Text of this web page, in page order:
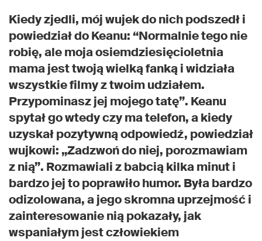
Kiedy zjedli, mój wujek do nich podszedł i
powiedział do Keanu: “Normalnie tego nie
robię, ale moja osiemdziesięcioletnia
mama jest twoją wielką fanką i widziała
wszystkie filmy z twoim udziałem.
Przypominasz jej mojego tatę”. Keanu
spytał go wtedy czy ma telefon, a kiedy
uzyskał pozytywną odpowiedź, powiedział
wujkowi: „Zadzwoń do niej, porozmawiam
z nią”. Rozmawiali z babcią kilka minut i
bardzo jej to poprawiło humor. Była bardzo
odizolowana, a jego skromna uprzejmość i
zainteresowanie nią pokazały, jak
wspaniałym jest człowiekiem